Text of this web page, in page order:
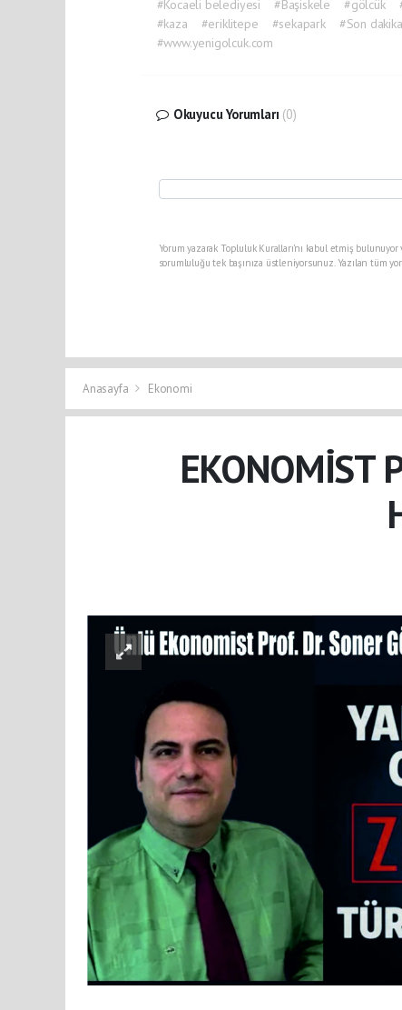
#Kocaeli belediyesi #Başiskele #gölcük
#kaza
#eriklitepe #sekapark #Son
#www.yenigolcuk.com
Okuyucu Yorumları (0)
Yorum yazarak Topluluk Kuralları’nı kabul etmiş
sorumluluğu tek başınıza üstleniyorsunuz. Yazılan tüm
Anasayfa Ekonomi
EKONOMİST